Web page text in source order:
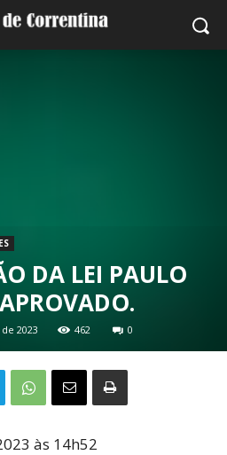
DA LEI PAULO
2023 462 0
às 14h52